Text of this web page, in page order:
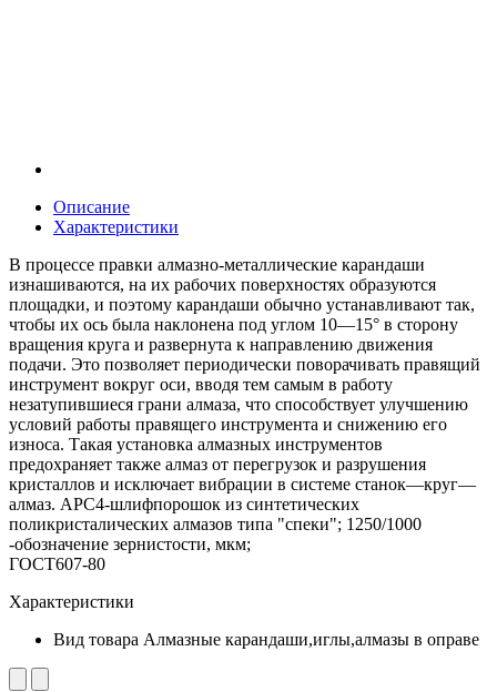
Описание
Характеристики
В процессе правки алмазно-металлические карандаши
изнашиваются, на их рабочих поверхностях образуются
площадки, и поэтому карандаши обычно устанавливают так,
чтобы их ось была наклонена под углом 10—15° в сторону
вращения круга и развернута к направлению движения
подачи. Это позволяет периодически поворачивать правящий
инструмент вокруг оси, вводя тем самым в работу
незатупившиеся грани алмаза, что способствует улучшению
условий работы правящего инструмента и снижению его
износа. Такая установка алмазных инструментов
предохраняет также алмаз от перегрузок и разрушения
кристаллов и исключает вибрации в системе станок—круг—
алмаз. АРС4-шлифпорошок из синтетических
поликристалических алмазов типа "спеки"; 1250/1000
-обозначение зернистости, мкм;
ГОСТ607-80
Характеристики
Вид товара Алмазные карандаши,иглы,алмазы в оправе